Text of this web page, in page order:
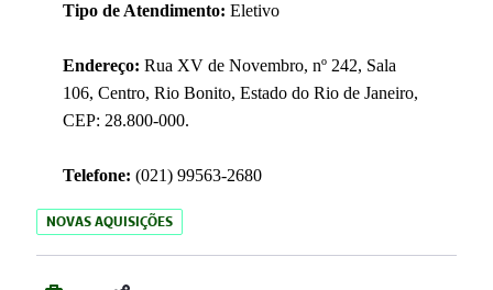
Tipo de Atendimento: Eletivo
Endereço: Rua XV de Novembro, nº 242, Sala
106, Centro, Rio Bonito, Estado do Rio de Janeiro,
CEP: 28.800-000.
Telefone: (021) 99563-2680
NOVAS AQUISIÇÕES